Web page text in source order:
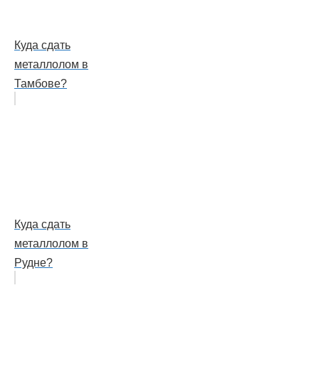
Куда сдать
металлолом в
Тамбове?
Куда сдать
металлолом в
Рудне?